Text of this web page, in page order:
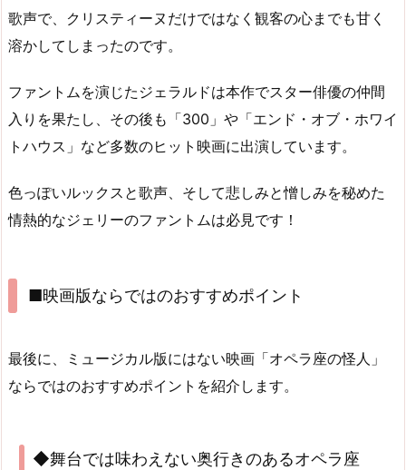
歌声で、クリスティーヌだけではなく観客の心までも甘く
溶かしてしまったのです。
ファントムを演じたジェラルドは本作でスター俳優の仲間
入りを果たし、その後も「300」や「エンド・オブ・ホワイ
トハウス」など多数のヒット映画に出演しています。
色っぽいルックスと歌声、そして悲しみと憎しみを秘めた
情熱的なジェリーのファントムは必見です！
■映画版ならではのおすすめポイント
最後に、ミュージカル版にはない映画「オペラ座の怪人」
ならではのおすすめポイントを紹介します。
◆舞台では味わえない奥行きのあるオペラ座